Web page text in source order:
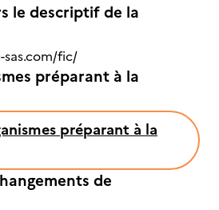
le descriptif de la
fic/
préparant à la
préparant à la
de